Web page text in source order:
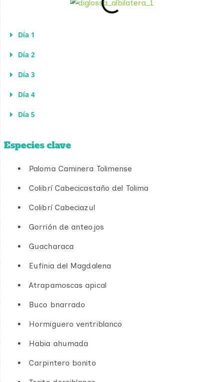
Día 1
Día 2
Día 3
Día 4
Día 5
Especies clave
Paloma Caminera Tolimense
Colibrí Cabecicastaño del Tolima
Colibrí Cabeciazul
Gorrión de anteojos
Guacharaca
Eufinia del Magdalena
Atrapamoscas apical
Buco bnarrado
Hormiguero ventriblanco
Habia ahumada
Carpintero bonito